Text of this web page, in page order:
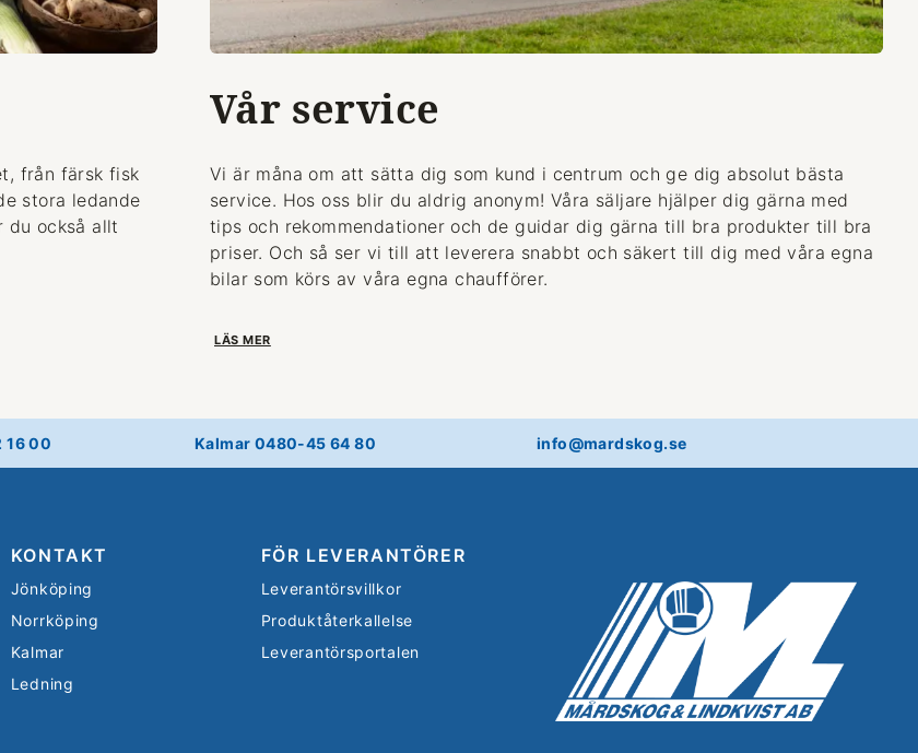
från färsk fisk
stora ledande
du också allt
Vår service
Vi är måna om att sätta dig som kund i centrum och ge dig absolut bästa
service. Hos oss blir du aldrig anonym! Våra säljare hjälper dig gärna med
tips och rekommendationer och de guidar dig gärna till bra produkter till bra
priser. Och så ser vi till att leverera snabbt och säkert till dig med våra egna
bilar som körs av våra egna chaufförer.
LÄS MER
16 00 Kalmar 0480-45 64 80 info@mardskog.se
KONTAKT
Jönköping
Norrköping
Kalmar
Ledning
FÖR LEVERANTÖRER
Leverantörsvillkor
Produktåterkallelse
Leverantörsportalen